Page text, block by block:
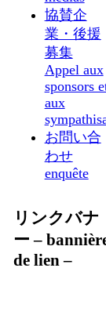
協賛企
業・後援
募集
Appel aux
sponsors
aux
お問い合
わせ
enquête
リンクバナ
ー –
de lien –